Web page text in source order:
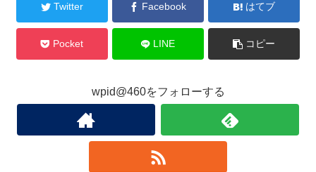
Twitter Facebook はてブ
Pocket LINE コピー
wpid@460をフォローする